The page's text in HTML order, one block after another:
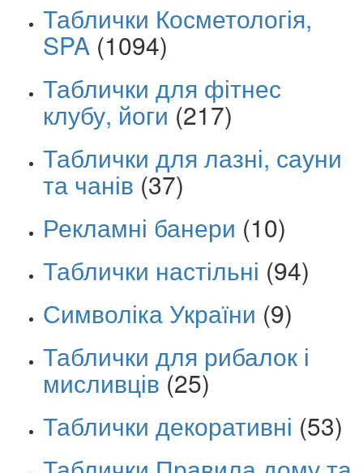
Таблички Косметологія,
SPA (1094)
Таблички для фітнес
клубу, йоги (217)
Таблички для лазні, сауни
та чанів (37)
Рекламні банери (10)
Таблички настільні (94)
Символіка України (9)
Таблички для рибалок і
мисливців (25)
Таблички декоративні (53)